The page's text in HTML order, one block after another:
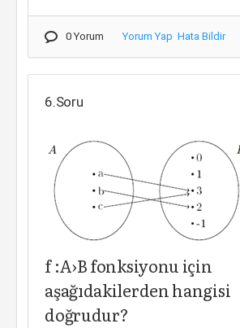
0 Yorum Yorum Yap Hata Bildir
6.Soru
f :A›B fonksiyonu için
aşağıdakilerden hangisi
doğrudur?